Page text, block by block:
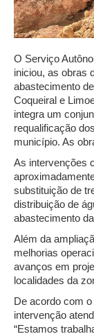
O Serviço
iniciou, as obras
abastecimento
Coqueiral e
integra um
requalificação
município. As
As intervenções
substituição de
distribuição de
abastecimento
Além da
melhorias
avanços em
localidades da
De acordo com
intervenção
“Estamos